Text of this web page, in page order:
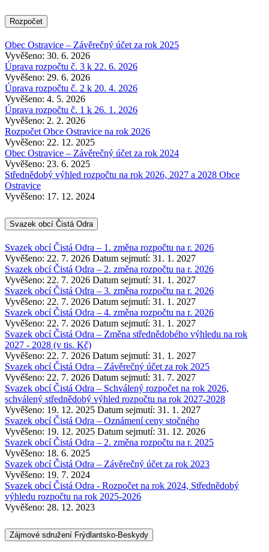
Rozpočet
Obec Ostravice – Závěrečný účet za rok 2025
Vyvěšeno: 30. 6. 2026
Úprava rozpočtu č. 3 k 22. 6. 2026
Vyvěšeno: 29. 6. 2026
Úprava rozpočtu č. 2 k 20. 4. 2026
Vyvěšeno: 4. 5. 2026
Úprava rozpočtu č. 1 k 26. 1. 2026
Vyvěšeno: 2. 2. 2026
Rozpočet Obce Ostravice na rok 2026
Vyvěšeno: 22. 12. 2025
Obec Ostravice – Závěrečný účet za rok 2024
Vyvěšeno: 23. 6. 2025
Střednědobý výhled rozpočtu na rok 2026, 2027 a 2028 Obce
Ostravice
Vyvěšeno: 17. 12. 2024
Svazek obcí Čistá Odra
Svazek obcí Čistá Odra – 1. změna rozpočtu na r. 2026
Vyvěšeno: 22. 7. 2026 Datum sejmutí: 31. 1. 2027
Svazek obcí Čistá Odra – 2. změna rozpočtu na r. 2026
Vyvěšeno: 22. 7. 2026 Datum sejmutí: 31. 1. 2027
Svazek obcí Čistá Odra – 3. změna rozpočtu na r. 2026
Vyvěšeno: 22. 7. 2026 Datum sejmutí: 31. 1. 2027
Svazek obcí Čistá Odra – 4. změna rozpočtu na r. 2026
Vyvěšeno: 22. 7. 2026 Datum sejmutí: 31. 1. 2027
Svazek obcí Čistá Odra – Změna střednědobého výhledu na rok
2027 - 2028 (v tis. Kč)
Vyvěšeno: 22. 7. 2026 Datum sejmutí: 31. 1. 2027
Svazek obcí Čistá Odra – Závěrečný účet za rok 2025
Vyvěšeno: 22. 7. 2026 Datum sejmutí: 31. 7. 2027
Svazek obcí Čistá Odra – Schválený rozpočet na rok 2026,
schválený střednědobý výhled rozpočtu na rok 2027-2028
Vyvěšeno: 19. 12. 2025 Datum sejmutí: 31. 1. 2027
Svazek obcí Čistá Odra – Oznámení ceny stočného
Vyvěšeno: 19. 12. 2025 Datum sejmutí: 31. 12. 2026
Svazek obcí Čistá Odra – 2. změna rozpočtu na r. 2025
Vyvěšeno: 18. 6. 2025
Svazek obcí Čistá Odra – Závěrečný účet za rok 2023
Vyvěšeno: 19. 7. 2024
Svazek obcí Čistá Odra - Rozpočet na rok 2024, Střednědobý
výhledu rozpočtu na rok 2025-2026
Vyvěšeno: 28. 12. 2023
Zájmové sdružení Frýdlantsko-Beskydy